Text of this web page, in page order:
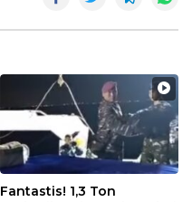
Fantastis! 1,3 Ton